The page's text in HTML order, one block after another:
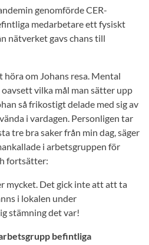
genomförde CER-
medarbetare ett fysiskt
nätverket gavs chans till
om Johans resa. Mental
vilka mål man sätter upp
så frikostigt delade med sig av
i vardagen. Personligen tar
tre bra saker från min dag, säger
i arbetsgruppen för
fortsätter:
mycket. Det gick inte att att ta
i lokalen under
stämning det var!
befintliga